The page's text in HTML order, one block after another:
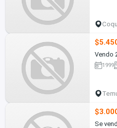
Vendo
1999
Se